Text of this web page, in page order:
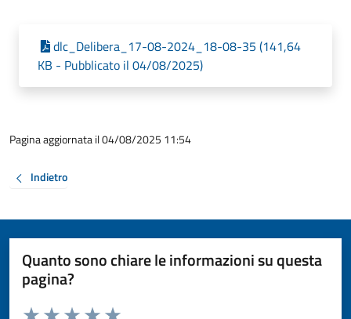
dlc_Delibera_17-08-2024_18-08-35 (141,64
KB - Pubblicato il 04/08/2025)
Pagina aggiornata il 04/08/2025 11:54
Indietro
Quanto sono chiare le informazioni su questa
pagina?
Valuta da 1 a 5 stelle la pagina